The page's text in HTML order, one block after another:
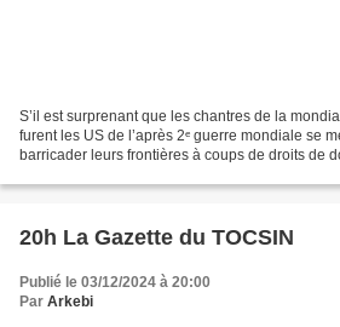
S’il est surprenant que les chantres de la
furent les US de l’après 2ᵉ guerre mondiale se
barricader leurs frontières à coups de droits de
20h La Gazette du TOCSIN
Publié le 03/12/2024 à 20:00
Par Arkebi